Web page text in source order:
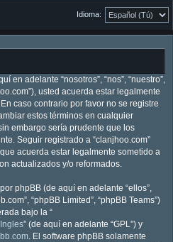
Idioma:
en adelante “nosotros”, “nos”, “nuestro”,
usted acuerda estar legalmente
caso contrario por favor no se registre
estos términos en cualquier
embargo sería prudente que los
Seguir registrado a “clanjhoo.com”
acuerda estar legalmente sometido a
actualizados y/o reformados.
phpBB (de aquí en adelante “ellos”,
“phpBB Limited”, “phpBB Teams”)
bajo la “
” (de aquí en adelante “GPL”) y
. El software phpBB solamente